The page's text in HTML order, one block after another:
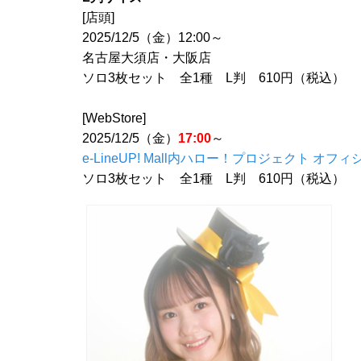
[店頭]
2025/12/5（金）12:00～
名古屋大須店・大阪店
ソロ3枚セット 全1種 L判 610円（税込）
[WebStore]
2025/12/5（金） 17:00～
e-LineUP! Mall内ハロー！プロジェクト オフィ
ソロ3枚セット 全1種 L判 610円（税込）